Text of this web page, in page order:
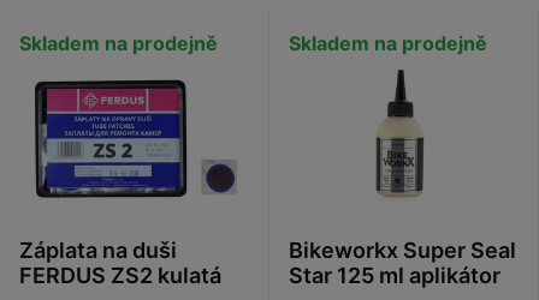
Skladem na prodejně
Záplata na duši
FERDUS ZS2 kulatá
Skladem na prodejně
Bikeworkx Super Seal
Star 125 ml aplikátor